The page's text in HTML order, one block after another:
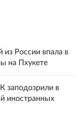
из России впала в
на Пхукете
заподозрили в
иностранных